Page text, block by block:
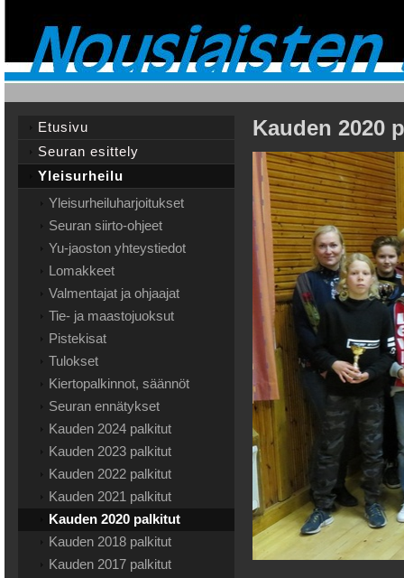
Kauden 2020
Etusivu
Seuran esittely
Yleisurheilu
Yleisurheiluharjoitukset
Seuran siirto-ohjeet
Yu-jaoston yhteystiedot
Lomakkeet
Valmentajat ja ohjaajat
Tie- ja maastojuoksut
Pistekisat
Tulokset
Kiertopalkinnot, säännöt
Seuran ennätykset
Kauden 2024 palkitut
Kauden 2023 palkitut
Kauden 2022 palkitut
Kauden 2021 palkitut
Kauden 2020 palkitut
Kauden 2018 palkitut
Kauden 2017 palkitut